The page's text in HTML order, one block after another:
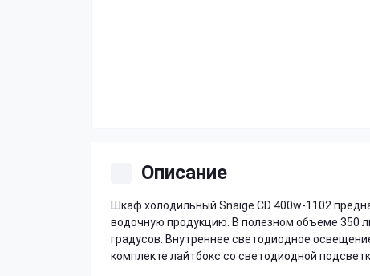
Описание
Шкаф холодильный Snaige CD 400w-1102
водочную продукцию. В полезном объеме 350
градусов. Внутреннее светодиодное
комплекте лайтбокс со светодиодной